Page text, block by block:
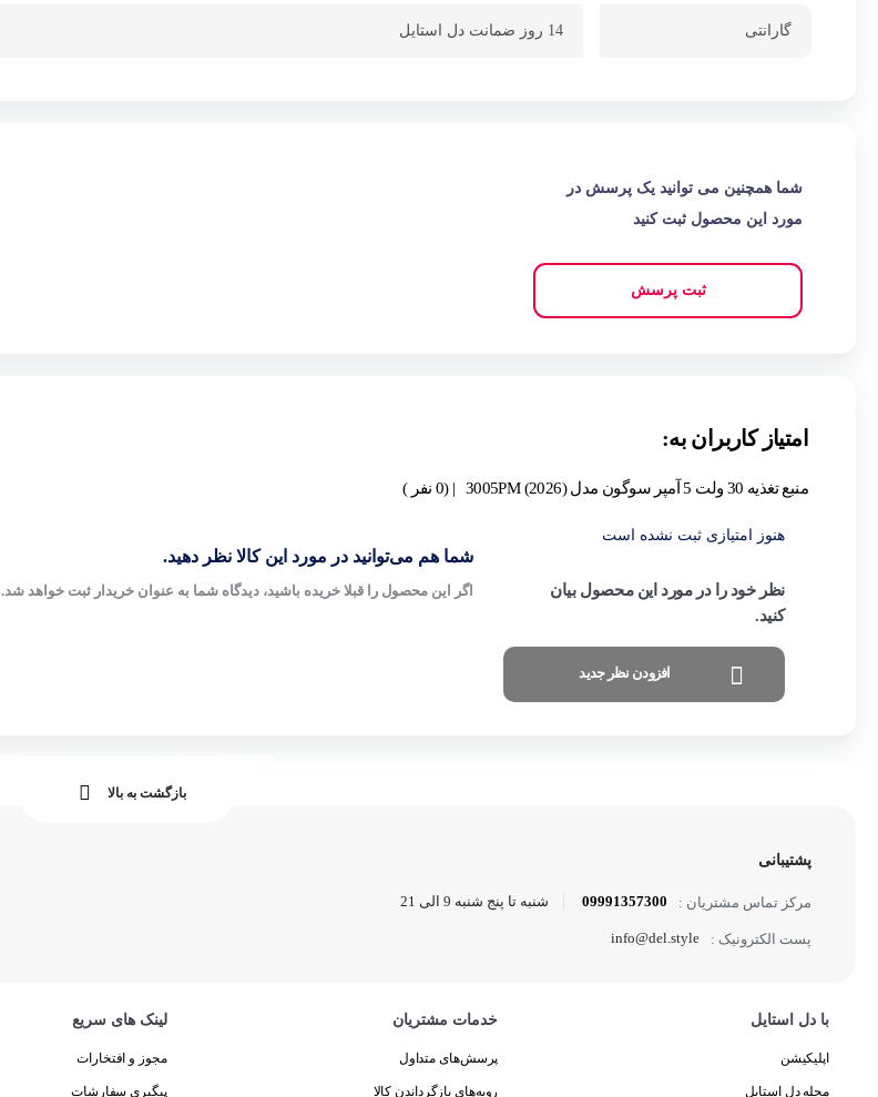
گارانتی 14 روز ضمانت دل استایل
شما همچنین می توانید یک پرسش در
مورد این محصول ثبت کنید
ثبت پرسش
امتیاز کاربران به:
منبع تغذیه 30 ولت 5 آمپر سوگون مدل 3005PM (2026) | (0 نفر )
هنوز امتیازی ثبت نشده است
نظر خود را در مورد این محصول بیان
کنید.
افزودن نظر جدید
شما هم می‌توانید در مورد این کالا نظر دهید.
اگر این محصول را قبلا خریده باشید، دیدگاه شما به عنوان خریدار ثبت خواهد شد.
بازگشت به بالا
پشتیبانی
مرکز تماس مشتریان : 09991357300 شنبه تا پنج شنبه 9 الی 21
پست الکترونیک : info@del.style
با دل استایل
اپلیکیشن
مجله دل استایل
خدمات مشتریان
پرسش‌های متداول
رویه‌های بازگرداندن کالا
لینک های سریع
مجوز و افتخارات
پیگیری سفارشات